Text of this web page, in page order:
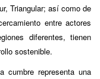
Triangular; así como de
entre actores
diferentes, tienen
sostenible.
cumbre representa una